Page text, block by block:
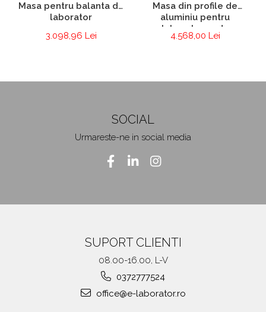
Masa pentru balanta de
laborator
3.098,96 Lei
Masa din profile de
aluminiu pentru
laboratoare de
electronica si
4.568,00 Lei
SOCIAL
Urmareste-ne in social media
SUPORT CLIENTI
08.00-16.00, L-V
0372777524
office@e-laborator.ro